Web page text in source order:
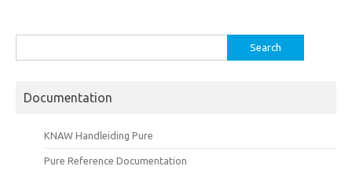
for:
Documentation
KNAW Handleiding Pure
Pure Reference Documentation